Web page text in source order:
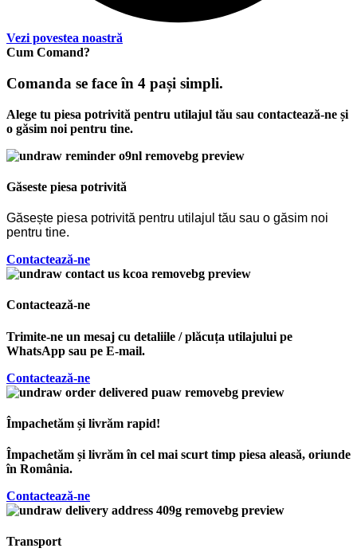
Vezi povestea noastră
Cum Comand?
Comanda se face în 4 pași simpli.
Alege tu piesa potrivită pentru utilajul tău sau contactează-ne și
o găsim noi pentru tine.
Găseste piesa potrivită
Găsește piesa potrivită pentru utilajul tău sau o găsim noi
pentru tine.
Contactează-ne
Contactează-ne
Trimite-ne un mesaj cu detaliile / plăcuța utilajului pe
WhatsApp sau pe E-mail.
Contactează-ne
Împachetăm și livrăm rapid!
Împachetăm și livrăm în cel mai scurt timp piesa aleasă, oriunde
în România.
Contactează-ne
Transport